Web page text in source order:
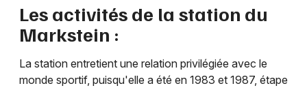
Les activités de la station du
Markstein :
La station entretient une relation privilégiée avec le
monde sportif, puisqu'elle a été en 1983 et 1987, étape